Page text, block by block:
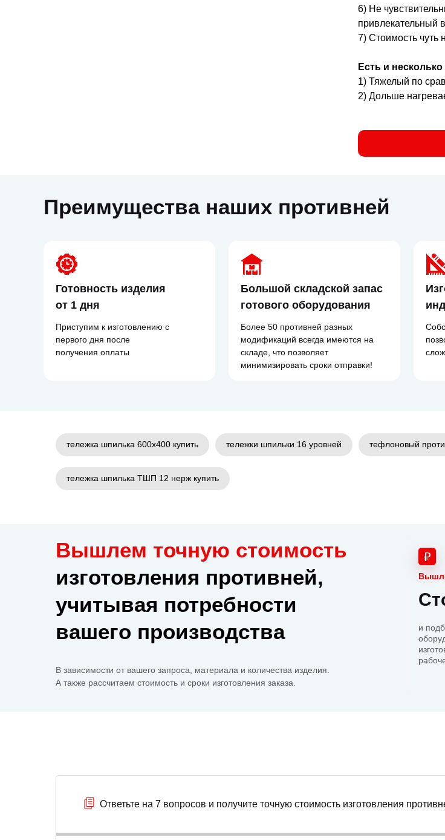
6) Не
привлекательный
7) Стоимость
Есть и
1) Тяжелый по
2) Дольше
Преимущества наших противней
Готовность изделия
от 1 дня
Приступим к изготовлению с
первого дня после
получения оплаты
Большой складской запас
готового оборудования
Более 50 противней разных
модификаций всегда имеются на
складе, что позволяет
минимизировать сроки отправки!
тележка шпилька 600х400 купить тележки шпильки 16 уровней тефлоновый
тележка шпилька ТШП 12 нерж купить
Вышлем точную стоимость
изготовления противней,
учитывая потребности
вашего производства
В зависимости от вашего запроса, материала и количества изделия.
А также рассчитаем стоимость и сроки изготовления заказа.
и
Ответьте на 7 вопросов и получите точную стоимость изготовления